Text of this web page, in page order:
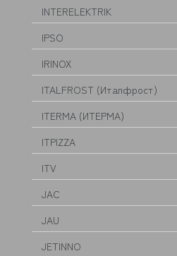
INTERELEKTRIK
IPSO
IRINOX
ITALFROST (Италфрост)
ITERMA (ИТЕРМА)
ITPIZZA
ITV
JAC
JAU
JETINNO